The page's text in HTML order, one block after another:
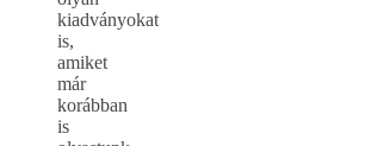
kiadványokat
is,
amiket
már
korábban
is